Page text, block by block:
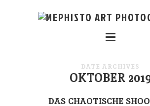
DATE ARCHIVES
OKTOBER
DAS CHAOTISCHE